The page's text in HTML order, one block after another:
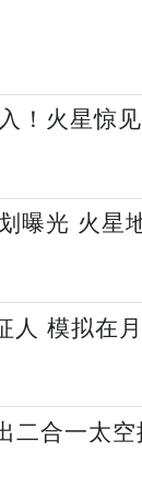
！火星惊
曝光 火星
人 模拟在
二合一太